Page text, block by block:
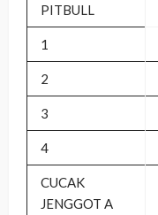
PITBULL
1
2
3
4
CUCAK
JENGGOT A